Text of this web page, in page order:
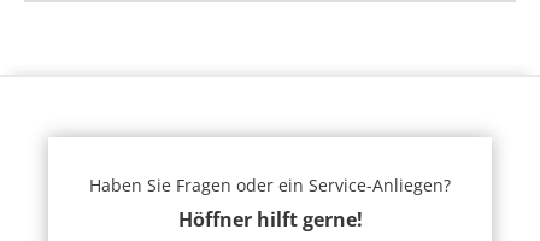
Haben Sie Fragen oder ein Service-Anliegen?
Höffner hilft gerne!